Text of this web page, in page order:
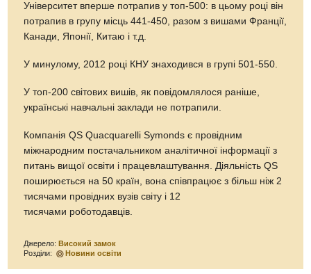
Університет вперше потрапив у топ-500: в цьому році він
потрапив в групу місць 441-450, разом з вишами Франції,
Канади, Японії, Китаю і т.д.
У минулому, 2012 році КНУ знаходився в групі 501-550.
У топ-200 світових вишів, як повідомлялося раніше,
українські навчальні заклади не потрапили.
Компанія QS Quacquarelli Symonds є провідним
міжнародним постачальником аналітичної інформації з
питань вищої освіти і працевлаштування. Діяльність QS
поширюється на 50 країн, вона співпрацює з більш ніж 2
тисячами провідних вузів світу і 12
тисячами роботодавців.
Джерело:Високий замок
Розділи:
Новини освіти